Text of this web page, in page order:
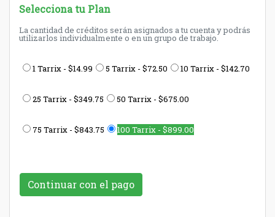
Selecciona tu Plan
La cantidad de créditos serán asignados a tu cuenta y podrás
utilizarlos individualmente o en un grupo de trabajo.
1 Tarrix - $14.99 5 Tarrix - $72.50 10 Tarrix - $142.70
25 Tarrix - $349.75 50 Tarrix - $675.00
75 Tarrix - $843.75 100 Tarrix - $899.00